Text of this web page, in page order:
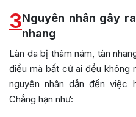
3Nguyên nhân gây
nhang
Làn da bị thâm nám, tàn
điều mà bất cứ ai đều không
nguyên nhân dẫn đến việc
Chẳng hạn như: